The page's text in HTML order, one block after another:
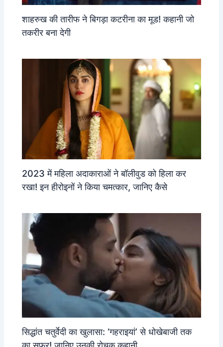
शाहरुख की तारीफ ने बिगड़ा कटरीना का मूड! कहानी जो
तकरीर बना देगी
2023 में महिला अदाकाराओं ने बॉलीवुड को हिला कर
रखा! इन हीरोइनों ने किया चमत्कार, जानिए कैसे
सिद्धांत चतुर्वेदी का खुलासा: ‘गहराइयां’ से धोखेबाजी तक